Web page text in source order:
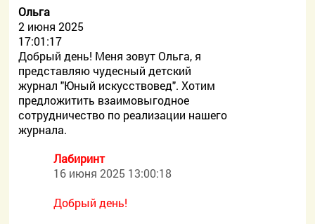
Ольга
2 июня 2025
17:01:17
Добрый день! Меня зовут Ольга, я
представляю чудесный детский
журнал "Юный искусствовед". Хотим
предложитить взаимовыгодное
сотрудничество по реализации нашего
журнала.
Лабиринт
16 июня 2025 13:00:18
Добрый день!